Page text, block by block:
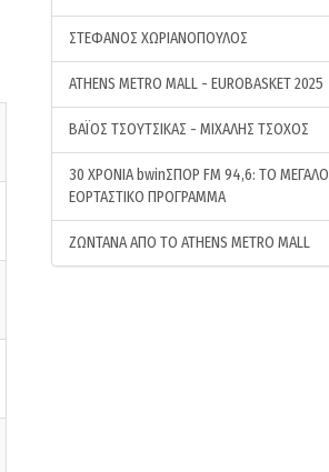
ΣΤΕΦΑΝΟΣ ΧΩΡΙΑΝΟΠΟΥΛΟΣ
ATHENS METRO MALL - EUROBASKET 2025
ΒΑΪΟΣ ΤΣΟΥΤΣΙΚΑΣ - ΜΙΧΑΛΗΣ ΤΣΟΧΟΣ
30 ΧΡΟΝΙΑ bwinΣΠΟΡ FM 94,6: ΤΟ ΜΕΓΑΛΟ
ΕΟΡΤΑΣΤΙΚΟ ΠΡΟΓΡΑΜΜΑ
ΖΩΝΤΑΝΑ ΑΠΟ ΤΟ ATHENS METRO MALL